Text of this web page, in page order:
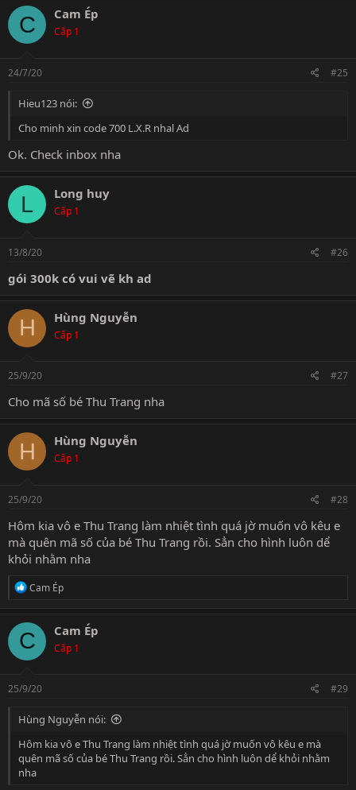
c
t
i
o
s
C Cam Ép
Cấp 1
24/7/20 #25
Hieu123 nói:
Cho minh xin code 700 L.X.R nhal Ad
Ok. Check inbox nha
L Long huy
Cấp 1
13/8/20 #26
gói 300k có vui vẽ kh ad
H Hùng Nguyễn
Cấp 1
25/9/20 #27
Cho mã số bé Thu Trang nha
H Hùng Nguyễn
Cấp 1
25/9/20 #28
Hôm kia vô e Thu Trang làm nhiệt tình quá jờ muốn vô kêu e
mà quên mã số của bé Thu Trang rồi. Sẳn cho hình luôn dể
khỏi nhằm nha
R
c
t
i
o
s
Cam Ép
C Cam Ép
Cấp 1
25/9/20 #29
Hùng Nguyễn nói:
Hôm kia vô e Thu Trang làm nhiệt tình quá jờ muốn vô kêu e mà
quên mã số của bé Thu Trang rồi. Sẳn cho hình luôn dể khỏi nhằm
nha